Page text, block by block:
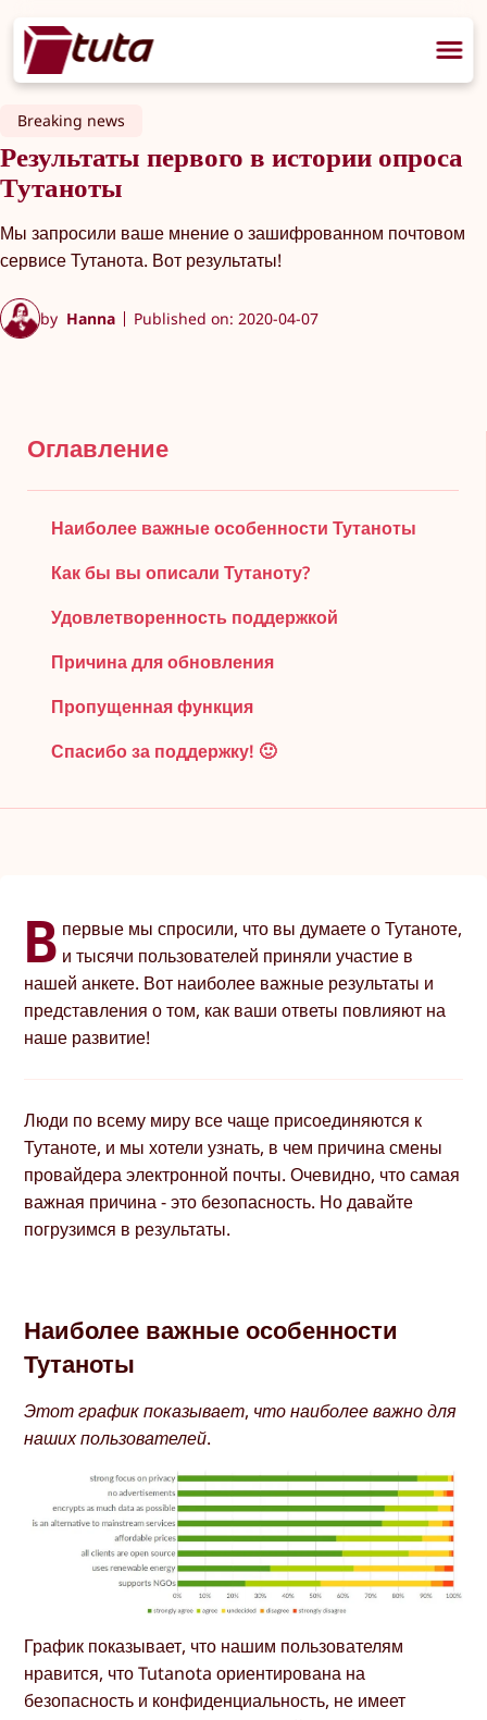
Breaking news
Результаты первого в истории опроса
Тутаноты
Мы запросили ваше мнение о зашифрованном почтовом
сервисе Тутанота. Вот результаты!
by Hanna Published on: 2020-04-07
Оглавление
Наиболее важные особенности Тутаноты
Как бы вы описали Тутаноту?
Удовлетворенность поддержкой
Причина для обновления
Пропущенная функция
Спасибо за поддержку! 🙂
В первые мы спросили, что вы думаете о Тутаноте,
и тысячи пользователей приняли участие в
нашей анкете. Вот наиболее важные результаты и
представления о том, как ваши ответы повлияют на
наше развитие!
Люди по всему миру все чаще присоединяются к
Тутаноте, и мы хотели узнать, в чем причина смены
провайдера электронной почты. Очевидно, что самая
важная причина - это безопасность. Но давайте
погрузимся в результаты.
Наиболее важные особенности
Тутаноты
Этот график показывает, что наиболее важно для
наших пользователей.
График показывает, что нашим пользователям
нравится, что Tutanota ориентирована на
безопасность и конфиденциальность, не имеет